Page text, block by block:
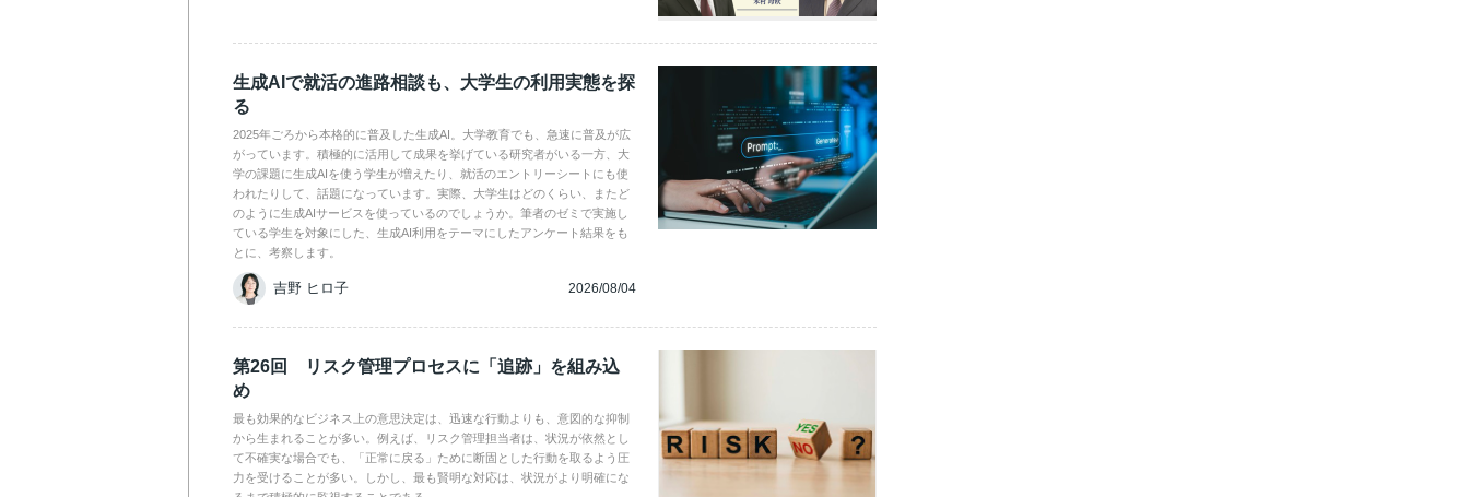
生成AIで就活の進路相談も、大学生の利用実態を探
る
2025年ごろから本格的に普及した生成AI。大学教育でも、急速に普及が広
がっています。積極的に活用して成果を挙げている研究者がいる一方、大
学の課題に生成AIを使う学生が増えたり、就活のエントリーシートにも使
われたりして、話題になっています。実際、大学生はどのくらい、またど
のように生成AIサービスを使っているのでしょうか。筆者のゼミで実施し
ている学生を対象にした、生成AI利用をテーマにしたアンケート結果をも
とに、考察します。
吉野 ヒロ子 2026/08/04
第26回 リスク管理プロセスに「追跡」を組み込
め
最も効果的なビジネス上の意思決定は、迅速な行動よりも、意図的な抑制
から生まれることが多い。例えば、リスク管理担当者は、状況が依然とし
て不確実な場合でも、「正常に戻る」ために断固とした行動を取るよう圧
力を受けることが多い。しかし、最も賢明な対応は、状況がより明確にな